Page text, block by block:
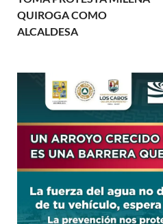
QUIROGA COMO
ALCALDESA